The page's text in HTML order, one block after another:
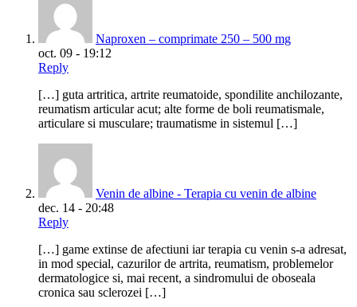
Naproxen – comprimate 250 – 500 mg
oct. 09 - 19:12
Reply
[…] guta artritica, artrite reumatoide, spondilite anchilozante,
reumatism articular acut; alte forme de boli reumatismale,
articulare si musculare; traumatisme in sistemul […]
Venin de albine - Terapia cu venin de albine
dec. 14 - 20:48
Reply
[…] game extinse de afectiuni iar terapia cu venin s-a adresat,
in mod special, cazurilor de artrita, reumatism, problemelor
dermatologice si, mai recent, a sindromului de oboseala
cronica sau sclerozei […]